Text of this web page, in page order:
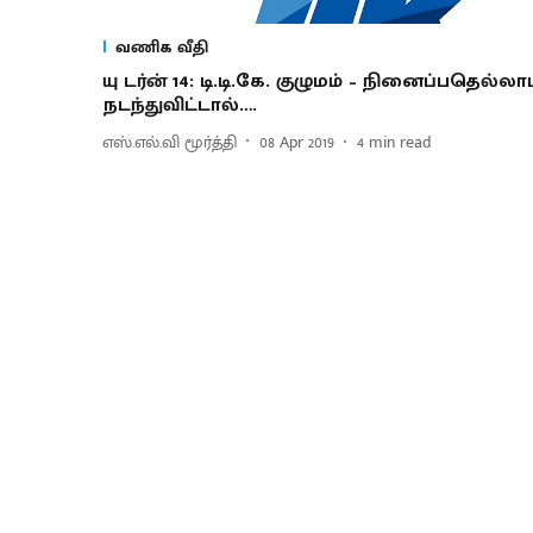
வணிக வீதி
யு டர்ன் 14: டி.டி.கே. குழுமம் –
நடந்துவிட்டால்….
எஸ்.எல்.வி மூர்த்தி 08 Apr 2019 4 min read